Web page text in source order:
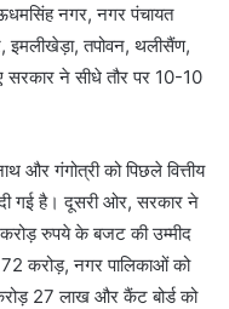
नगर, नगर पंचायत
इमलीखेड़ा, तपोवन, थलीसैंण,
ने सीधे तौर पर 10-10
और गंगोत्री को पिछले वित्तीय
दी गई है। दूसरी ओर, सरकार ने
रुपये के बजट की उम्मीद
करोड़, नगर पालिकाओं को
27 लाख और कैंट बोर्ड को